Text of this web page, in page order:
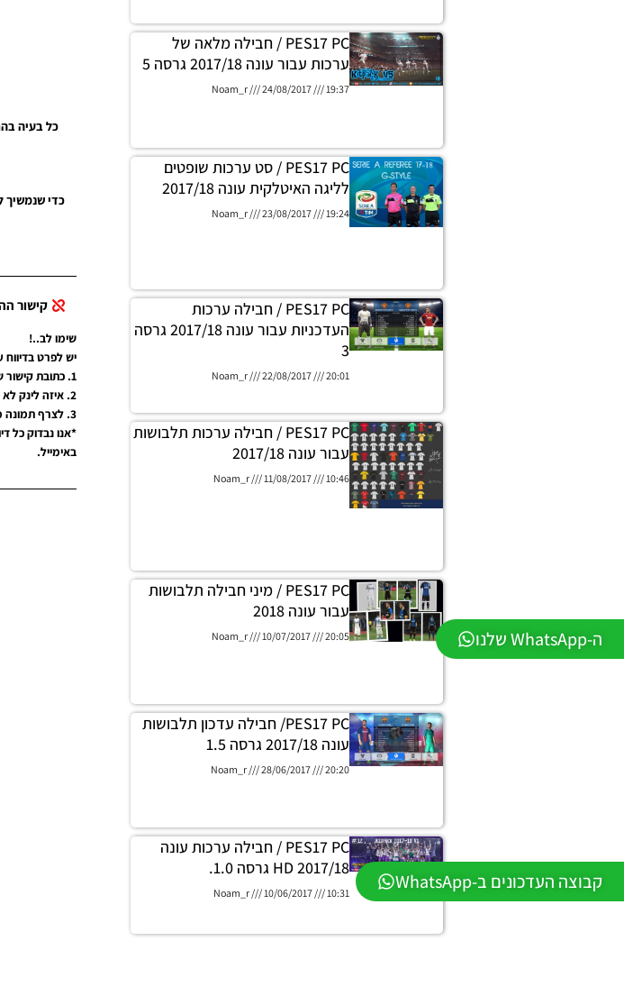
ה-WhatsApp שלנו
קבוצה העדכונים ב-WhatsApp
כל בעיה
כדי שנמשיך
קישור
שימו לב..!
יש לפרט
1. כתובת קישור של תוכן הפרסום.
2. איזה לינק לא תקין (במקרה שיש יותר מלינק 1).
3. לצרף תמונה מסך שמוצג ברגע לחיצה על לינק (לא חובה אבל יעזור מאוד).
*אנו נבדוק כל
באימייל.
PES17 PC / חבילה מלאה של
ערכות עבור עונה 2017/18 גרסה 5
Noam_r 24/08/2017 19:37
PES17 PC / סט ערכות שופטים
לליגה האיטלקית עונה 2017/18
Noam_r 23/08/2017 19:24
PES17 PC / חבילה ערכות
העדכניות עבור עונה 2017/18 גרסה
3
Noam_r 22/08/2017 20:01
PES17 PC / חבילה ערכות תלבושות
עבור עונה 2017/18
Noam_r 11/08/2017 10:46
PES17 PC / מיני חבילה תלבושות
עבור עונה 2018
Noam_r 10/07/2017 20:05
PES17 PC/ חבילה עדכון תלבושות
עונה 2017/18 גרסה 1.5
Noam_r 28/06/2017 20:20
PES17 PC / חבילה ערכות עונה
2017/18 HD גרסה 1.0.
Noam_r 10/06/2017 10:31